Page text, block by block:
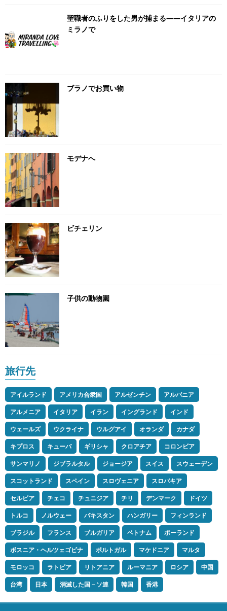
聖職者のふりをした男が捕まる――イタリアの
ミラノで
ブラノでお買い物
モデナへ
ビチェリン
子供の動物園
旅行先
アイルランド アメリカ合衆国 アルゼンチン
アルバニア
アルメニア
イタリア イラン イングランド
インド
ウェールズ
ウクライナ ウルグアイ オランダ
カナダ
キプロス
キューバ ギリシャ クロアチア
コロンビア
サンマリノ
ジブラルタル ジョージア スイス
スウェーデン
スコットランド
スペイン スロヴェニア
スロバキア
セルビア
チェコ チュニジア チリ デンマーク
ドイツ
トルコ
ノルウェー パキスタン ハンガリー
フィンランド
ブラジル
フランス ブルガリア ベトナム
ポーランド
ボスニア・ヘルツェゴビナ
ポルトガル マケドニア
マルタ
モロッコ
ラトビア リトアニア ルーマニア ロシア
中国
台湾
日本 消滅した国－ソ連 韓国 香港